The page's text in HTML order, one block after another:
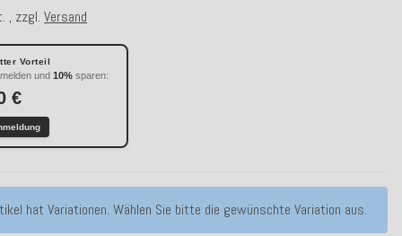
, zzgl.Versand
Vorteil
und10% sparen:
€
hat Variationen. Wählen Sie bitte die gewünschte Variation aus.